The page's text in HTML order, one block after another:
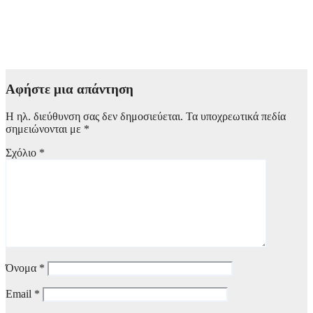
Αφήστε μια απάντηση
Η ηλ. διεύθυνση σας δεν δημοσιεύεται. Τα υποχρεωτικά πεδία
σημειώνονται με *
Σχόλιο *
Όνομα *
Email *